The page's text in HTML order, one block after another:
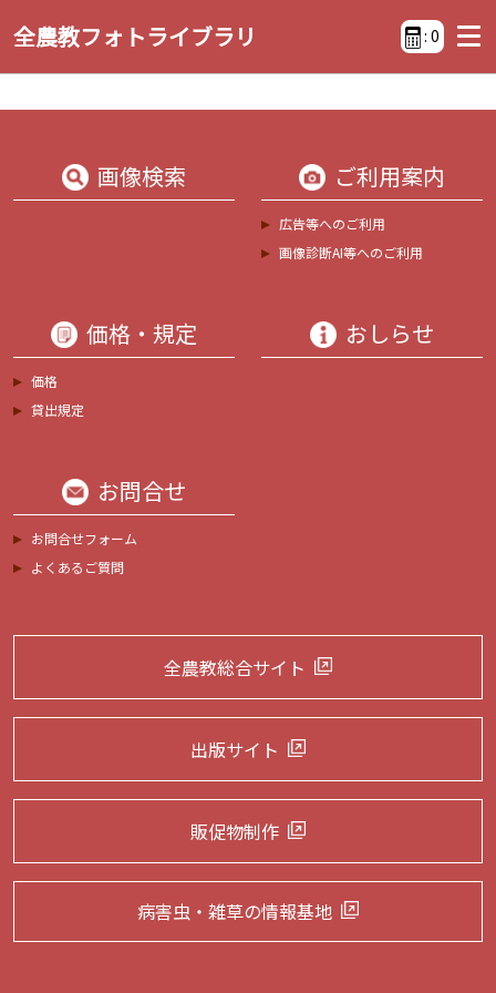
全農教フォトライブラリ : 0
画像検索 ご利用案内
広告等へのご利用
画像診断AI等へのご利用
価格・規定
価格
貸出規定
おしらせ
お問合せ
お問合せフォーム
よくあるご質問
全農教総合サイト
出版サイト
販促物制作
病害虫・雑草の情報基地